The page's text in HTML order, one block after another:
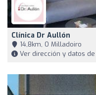
Clínica Dr Aullón
14,8km, O Milladoiro
Ver dirección y datos